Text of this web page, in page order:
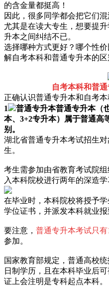
的含金量都挺高！
因此，很多同学都会把它们混
尤其是在读大专生，想要提
升本之间纠结不已。
选择哪种方式更好？哪个性
解自考本科和普通专升本的区
自考本科和普
正确认识普通专升本和自考本
1
普通专升本普通专升本（
本、3+2专升本）属于普通高
别。
湖北省普通专升本考试招生
生。
考生需参加由省教育考试院
入本科院校进行两年的深造学
在毕业时，本科院校将授予
学位证书，并派发本科就业报
要注意， 普通专升本考试只有
参加。
国家教育部规定，普通高校
日制学历，且在本科毕业后
证上会注明是专科起点本科。